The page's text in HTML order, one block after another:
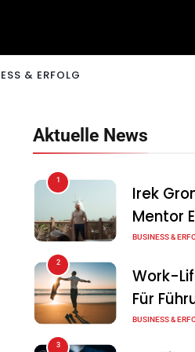
& ERFOLG
Aktuelle News
1
Irek
Mentor
BUSINESS &
2
Work-
Für
Illusion
BUSINESS &
3